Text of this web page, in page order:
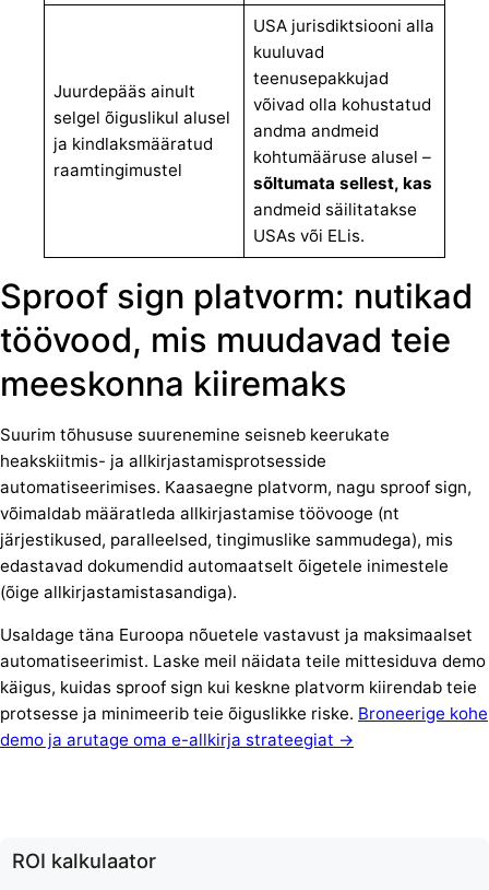
Juurdepääs ainult
selgel õiguslikul alusel
ja kindlaksmääratud
raamtingimustel
USA jurisdiktsiooni alla
kuuluvad
teenusepakkujad
võivad olla kohustatud
andma andmeid
kohtumääruse alusel –
sõltumata sellest, kas
andmeid säilitatakse
USAs või ELis.
Sproof sign platvorm: nutikad
töövood, mis muudavad teie
meeskonna kiiremaks
Suurim tõhususe suurenemine seisneb keerukate
heakskiitmis- ja allkirjastamisprotsesside
automatiseerimises. Kaasaegne platvorm, nagu sproof sign,
võimaldab määratleda allkirjastamise töövooge (nt
järjestikused, paralleelsed, tingimuslike sammudega), mis
edastavad dokumendid automaatselt õigetele inimestele
(õige allkirjastamistasandiga).
Usaldage täna Euroopa nõuetele vastavust ja maksimaalset
automatiseerimist. Laske meil näidata teile mittesiduva demo
käigus, kuidas sproof sign kui keskne platvorm kiirendab teie
protsesse ja minimeerib teie õiguslikke riske. Broneerige kohe
demo ja arutage oma e-allkirja strateegiat →
ROI kalkulaator